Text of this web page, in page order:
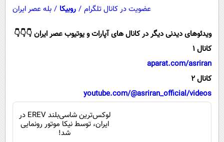
فناوری
فرهنگی
بین الملل
روانشناسی
عضویت در کانال تلگرام / روبیکا / بله عصر ایران
ویدئوهای دیدنی دیگر در کانال های آپارات و یوتیوب عصر ایران 👇👇👇
کانال 1
aparat.com/asriran
کانال 2
youtube.com/@asriran_official/videos
لوکس‌ترین شاسی‌بلند EREV در
ایران، توسط نیکا موتور رونمایی
شد!